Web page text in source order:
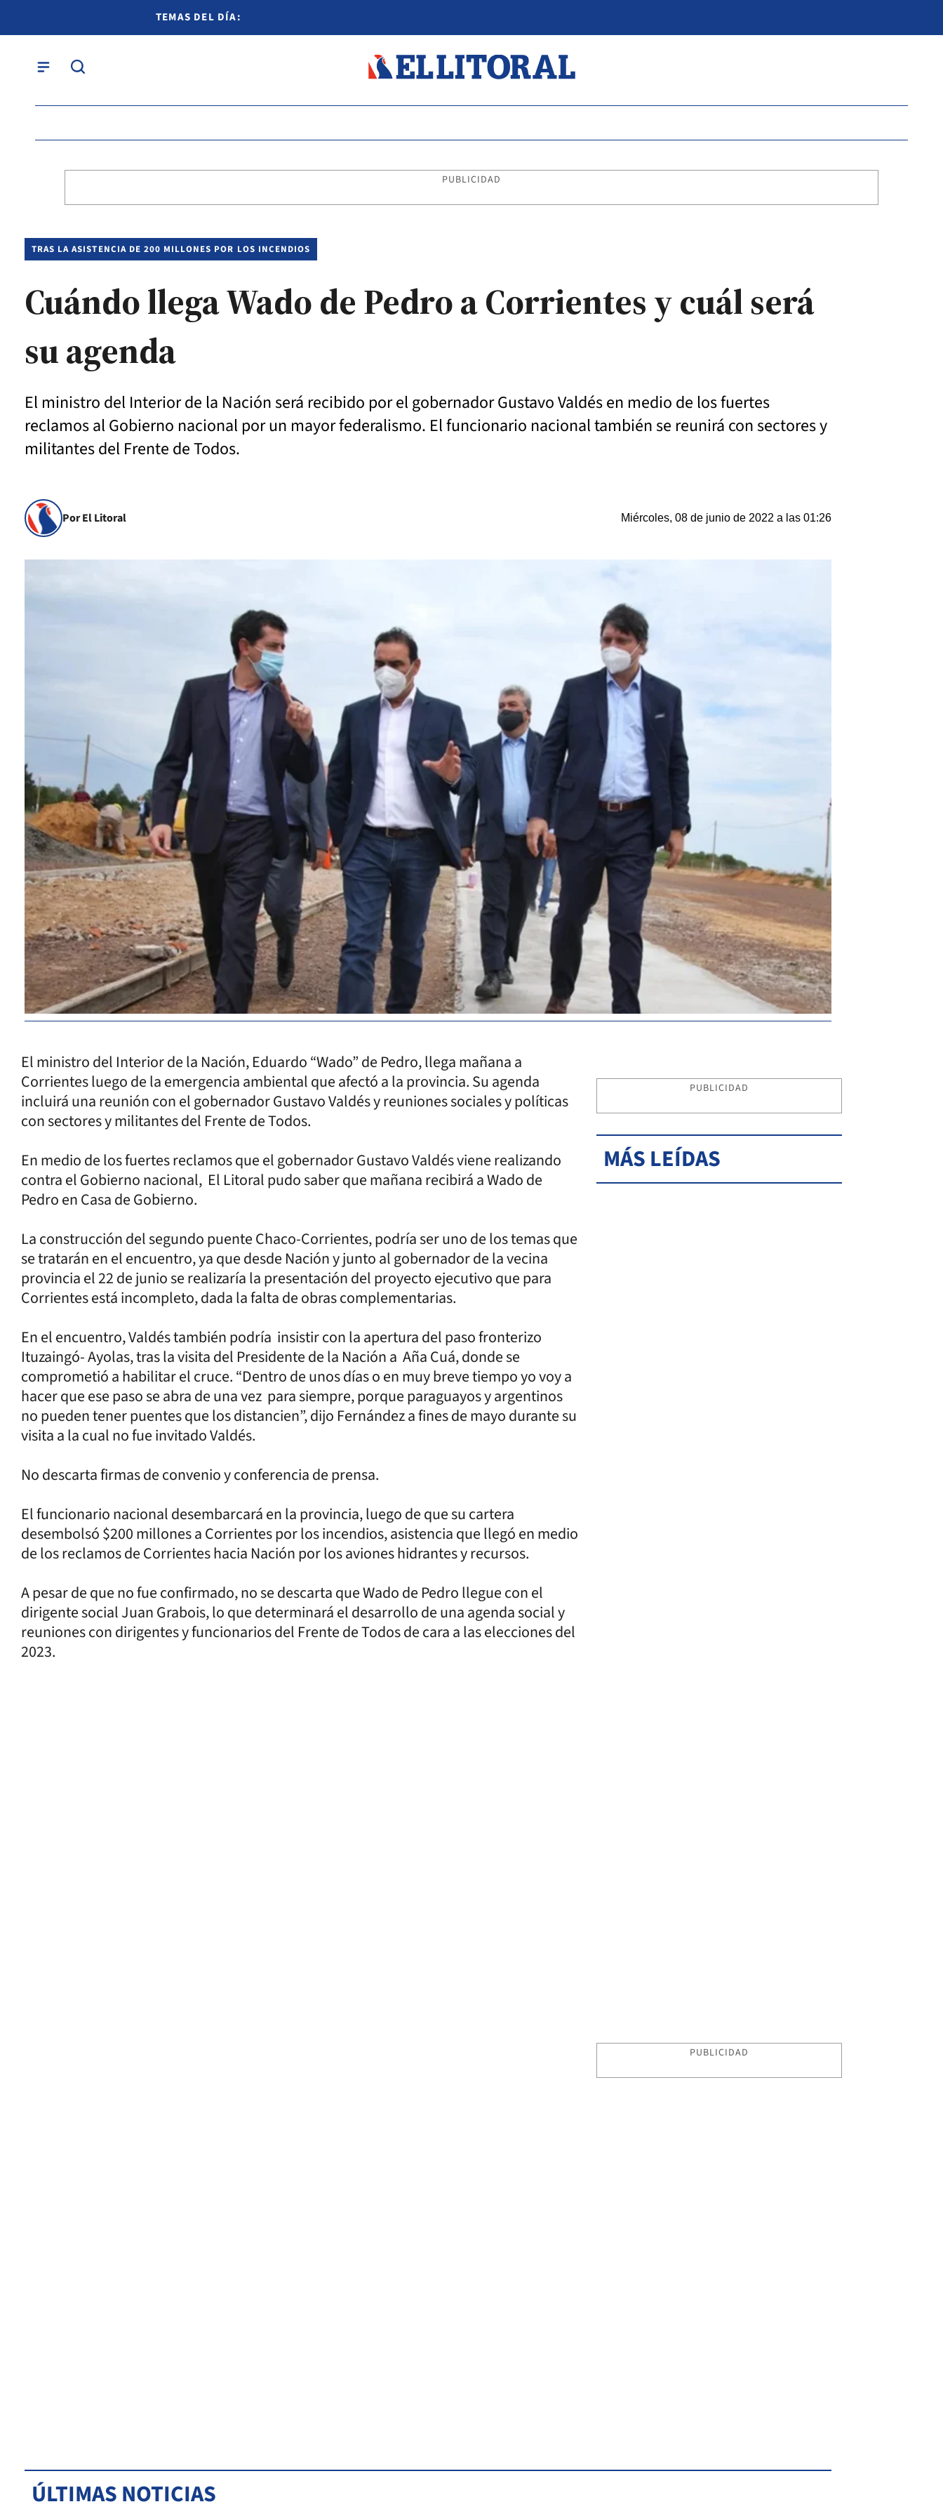
TEMAS DEL DÍA:
PUBLICIDAD
TRAS LA ASISTENCIA DE 200 MILLONES POR LOS INCENDIOS
Cuándo llega Wado de Pedro a Corrientes y cuál será
su agenda
El ministro del Interior de la Nación será recibido por el gobernador Gustavo Valdés en medio de los fuertes
reclamos al Gobierno nacional por un mayor federalismo. El funcionario nacional también se reunirá con sectores y
militantes del Frente de Todos.
Por El Litoral Miércoles, 08 de junio de 2022 a las 01:26
El ministro del Interior de la Nación, Eduardo “Wado” de Pedro, llega mañana a
Corrientes luego de la emergencia ambiental que afectó a la provincia. Su agenda
incluirá una reunión con el gobernador Gustavo Valdés y reuniones sociales y políticas
con sectores y militantes del Frente de Todos.
En medio de los fuertes reclamos que el gobernador Gustavo Valdés viene realizando
contra el Gobierno nacional, El Litoral pudo saber que mañana recibirá a Wado de
Pedro en Casa de Gobierno.
La construcción del segundo puente Chaco-Corrientes, podría ser uno de los temas que
se tratarán en el encuentro, ya que desde Nación y junto al gobernador de la vecina
provincia el 22 de junio se realizaría la presentación del proyecto ejecutivo que para
Corrientes está incompleto, dada la falta de obras complementarias.
En el encuentro, Valdés también podría insistir con la apertura del paso fronterizo
Ituzaingó- Ayolas, tras la visita del Presidente de la Nación a Aña Cuá, donde se
comprometió a habilitar el cruce. “Dentro de unos días o en muy breve tiempo yo voy a
hacer que ese paso se abra de una vez para siempre, porque paraguayos y argentinos
no pueden tener puentes que los distancien”, dijo Fernández a fines de mayo durante su
visita a la cual no fue invitado Valdés.
No descarta firmas de convenio y conferencia de prensa.
El funcionario nacional desembarcará en la provincia, luego de que su cartera
desembolsó $200 millones a Corrientes por los incendios, asistencia que llegó en medio
de los reclamos de Corrientes hacia Nación por los aviones hidrantes y recursos.
A pesar de que no fue confirmado, no se descarta que Wado de Pedro llegue con el
dirigente social Juan Grabois, lo que determinará el desarrollo de una agenda social y
reuniones con dirigentes y funcionarios del Frente de Todos de cara a las elecciones del
2023.
PUBLICIDAD
MÁS LEÍDAS
PUBLICIDAD
ÚLTIMAS NOTICIAS